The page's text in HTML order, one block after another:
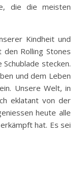
die die meisten
Kindheit und
Rolling Stones
stecken.
und dem Leben
Unsere Welt, in
eklatant von der
heute alle
hat. Es sei